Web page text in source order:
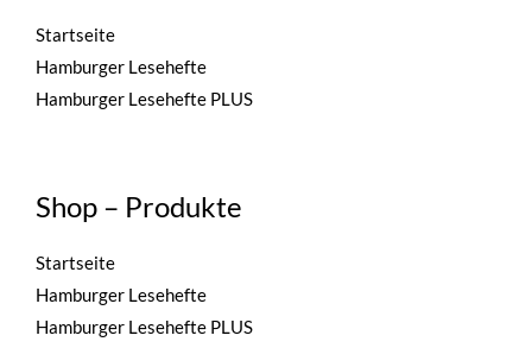
Startseite
Hamburger Lesehefte
Hamburger Lesehefte PLUS
Shop – Produkte
Startseite
Hamburger Lesehefte
Hamburger Lesehefte PLUS